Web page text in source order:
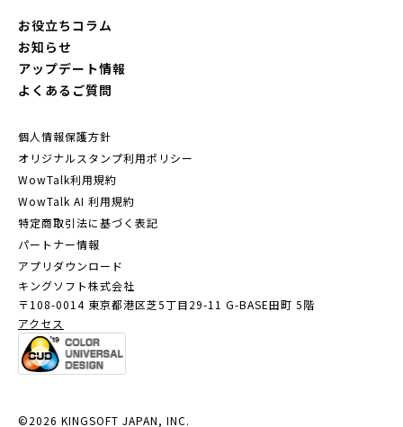
お役立ちコラム
お知らせ
アップデート情報
よくあるご質問
個人情報保護方針
オリジナルスタンプ利用ポリシー
WowTalk利用規約
WowTalk AI 利用規約
特定商取引法に基づく表記
パートナー情報
アプリダウンロード
キングソフト株式会社
〒108-0014 東京都港区芝5丁目29-11 G-BASE田町 5階
アクセス
©2026 KINGSOFT JAPAN, INC.